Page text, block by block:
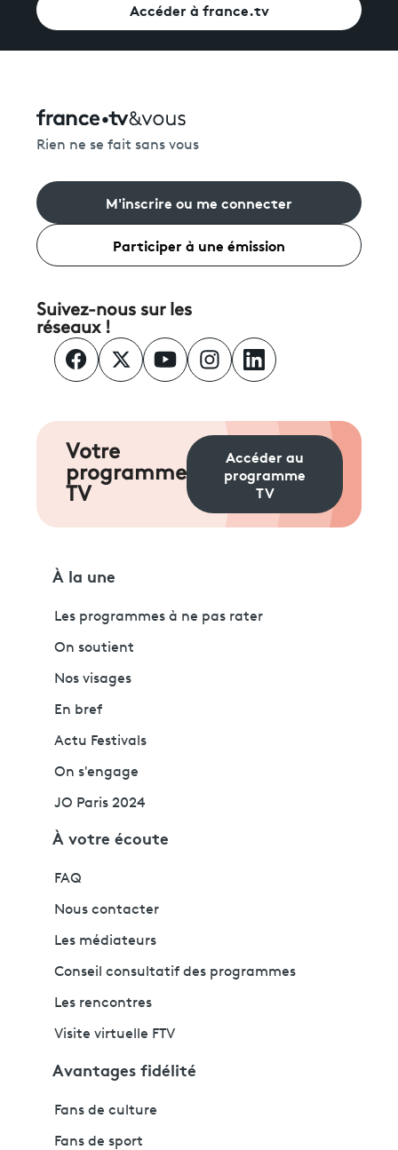
Accéder à france.tv
Rien ne se fait sans vous
M'inscrire ou me connecter
Participer à une émission
Suivez-nous sur les
réseaux !
Votre
programme
TV
Accéder au
programme
TV
À la une
Les programmes à ne pas rater
On soutient
Nos visages
En bref
Actu Festivals
On s'engage
JO Paris 2024
À votre écoute
FAQ
Nous contacter
Les médiateurs
Conseil consultatif des programmes
Les rencontres
Visite virtuelle FTV
Avantages fidélité
Fans de culture
Fans de sport